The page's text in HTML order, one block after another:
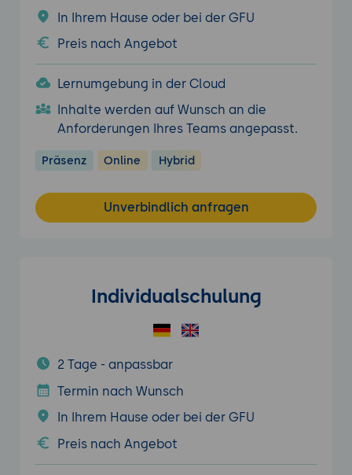
In Ihrem Hause oder bei der GFU
Preis nach Angebot
Lernumgebung in der Cloud
Inhalte werden auf Wunsch an die
Anforderungen Ihres Teams angepasst.
Präsenz Online Hybrid
Unverbindlich anfragen
Individualschulung
2 Tage - anpassbar
Termin nach Wunsch
In Ihrem Hause oder bei der GFU
Preis nach Angebot